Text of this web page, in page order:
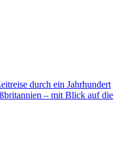
durch ein Jahrhundert
– mit Blick auf die